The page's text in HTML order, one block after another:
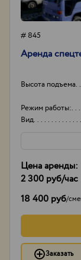
# 845
Аренда
Высота подъема
Режим работы:
Вид
Способ оплаты
Цена аренды:
2 300 руб/час
18 400 руб/
Заказать